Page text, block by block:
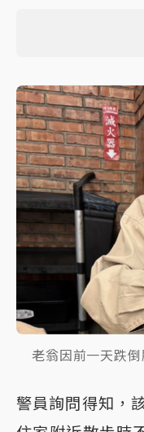
老翁因前一天跌
警員詢問得知，